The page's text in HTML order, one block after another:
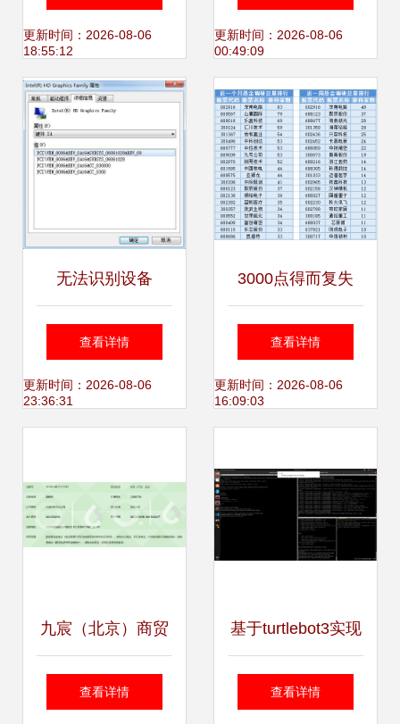
于计算机软硬件及
辅助设备的数字化
升级
更新时间：2026-08-06
18:55:12
机软硬件及辅助设
备领域
更新时间：2026-08-06
00:49:09
无法识别设备
Windows提示“硬件
ID丢失”的深度解析
查看详情
更新时间：2026-08-06
23:36:31
3000点得而复失
权益市场波动的涟
漪
查看详情
更新时间：2026-08-06
16:09:03
九宸（北京）商贸
深耕计算机软硬件
查看详情
基于turtlebot3实现
slam建图及自主导
查看详情